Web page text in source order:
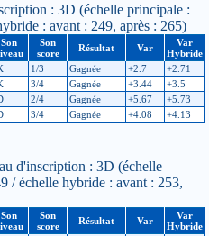
: 3D (échelle principale :
: avant : 249, après : 265)
Son
Son
score
Résultat Var
Var
Hybride
1/3 Gagnée +2.7
+2.71
3/4 Gagnée +3.44
+3.5
2/4 Gagnée +5.67
+5.73
3/4 Gagnée +4.08 +4.13
d'inscription : 3D (échelle
/ échelle hybride : avant : 253,
Son
Son
score
Résultat Var
Var
Hybride